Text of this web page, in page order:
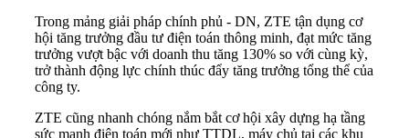
Trong mảng giải pháp chính phủ - DN, ZTE tận dụng cơ
hội tăng trưởng đầu tư điện toán thông minh, đạt mức tăng
trưởng vượt bậc với doanh thu tăng 130% so với cùng kỳ,
trở thành động lực chính thúc đẩy tăng trưởng tổng thể của
công ty.
ZTE cũng nhanh chóng nắm bắt cơ hội xây dựng hạ tầng
sức mạnh điện toán mới như TTDL, máy chủ tại các khu